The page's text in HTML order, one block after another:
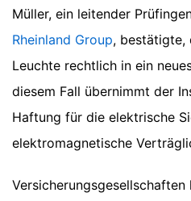
Müller, ein leitender
Rheinland Group, bestätigte,
Leuchte rechtlich in ein
diesem Fall übernimmt der
Haftung für die elektrische
elektromagnetische